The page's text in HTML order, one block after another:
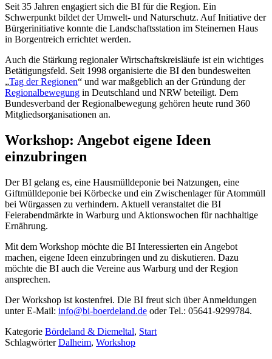
Seit 35 Jahren engagiert sich die BI für die Region. Ein
Schwerpunkt bildet der Umwelt- und Naturschutz. Auf Initiative der
Bürgerinitiative konnte die Landschaftsstation im Steinernen Haus
in Borgentreich errichtet werden.
Auch die Stärkung regionaler Wirtschaftskreisläufe ist ein wichtiges
Betätigungsfeld. Seit 1998 organisierte die BI den bundesweiten
„Tag der Regionen“ und war maßgeblich an der Gründung der
Regionalbewegung in Deutschland und NRW beteiligt. Dem
Bundesverband der Regionalbewegung gehören heute rund 360
Mitgliedsorganisationen an.
Workshop: Angebot eigene Ideen
einzubringen
Der BI gelang es, eine Hausmülldeponie bei Natzungen, eine
Giftmülldeponie bei Körbecke und ein Zwischenlager für Atommüll
bei Würgassen zu verhindern. Aktuell veranstaltet die BI
Feierabendmärkte in Warburg und Aktionswochen für nachhaltige
Ernährung.
Mit dem Workshop möchte die BI Interessierten ein Angebot
machen, eigene Ideen einzubringen und zu diskutieren. Dazu
möchte die BI auch die Vereine aus Warburg und der Region
ansprechen.
Der Workshop ist kostenfrei. Die BI freut sich über Anmeldungen
unter E-Mail: info@bi-boerdeland.de oder Tel.: 05641-9299784.
Kategorie Bördeland & Diemeltal, Start
SchlagwörterDalheim, Workshop